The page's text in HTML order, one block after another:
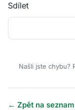
Sdílet
Našli jste chybu?
← Zpět na